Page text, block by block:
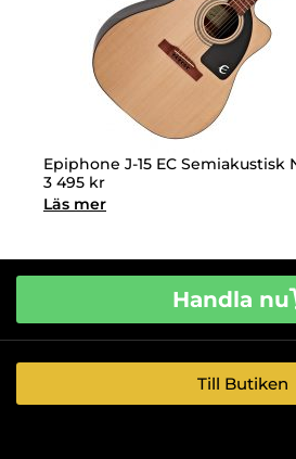
Epiphone J-15 EC Semiakustisk
3 495 kr
Läs mer
Handla nu
Till Butiken